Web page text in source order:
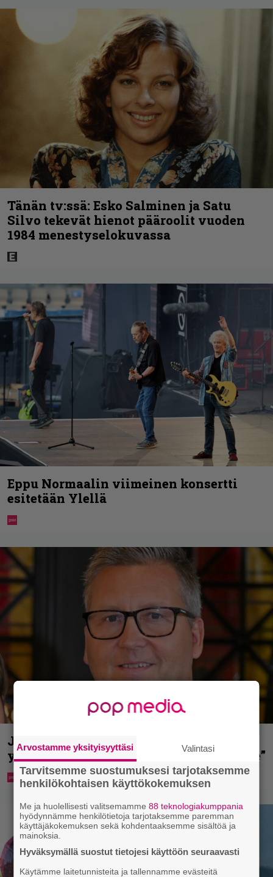
Tänän tv:ssä: Esko Salminen ja Satu
Silvo tekevät hienot pääroolit vuoden
1984 menestyselokuvassa
Eppu Normaalin viimeinen konsertti
esitetään Ylellä
Jani Sievinen kokosi lapsikatraansa
yhteen – ”Minun suurin perintöni heille”
Arvostamme yksityisyyttäsi Valintasi
Tarvitsemme suostumuksesi tarjotaksemme
henkilökohtaisen käyttökokemuksen
Me ja huolellisesti valitsemamme88 teknologiakumppania
hyödynnämme henkilötietoja tarjotaksemme paremman
käyttäjäkokemuksen sekä kohdentaaksemme sisältöä ja
mainoksia.
Hyväksymällä suostut tietojesi käyttöön seuraavasti
Käytämme laitetunnisteita ja tallennamme evästeitä